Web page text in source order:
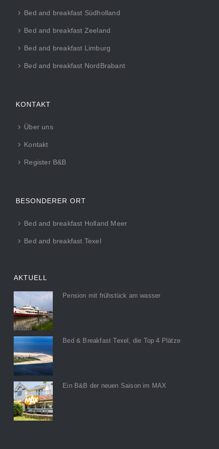
Bed and breakfast Südholland
Bed and breakfast Zeeland
Bed and breakfast Limburg
Bed and breakfast NordBrabant
KONTAKT
Über uns
Kontakt
Register B&B
BESONDERER ORT
Bed and breakfast Holland Meer
Bed and breakfast Texel
AKTUELL
Pension mit frühstück am wasser
Bed & Breakfast Texel, die Top 4 Plätze
Ein B&B der neuen Saison im MAX